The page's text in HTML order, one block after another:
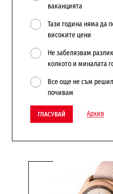
ваканцията
Тази година няма да
високите цени
Не забелязвам
колкото и миналата
Все още не съм
почивам
ГЛАСУВАЙ Архив